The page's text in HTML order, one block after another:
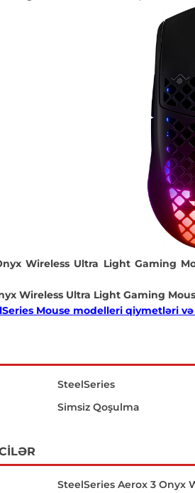
Wireless Ultra Light Gaming
Wireless Ultra Light Gaming
Mouse modelleri qiymetləri
SteelSeries
Simsiz Qoşulma
SteelSeries Aerox 3 Onyx